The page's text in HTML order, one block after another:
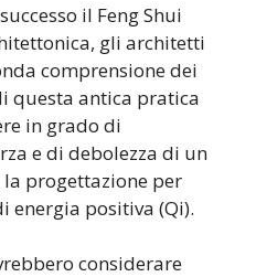
il Feng Shui
gli architetti
comprensione dei
questa antica pratica
in grado di
e di debolezza di un
progettazione per
energia positiva (Qi).
considerare